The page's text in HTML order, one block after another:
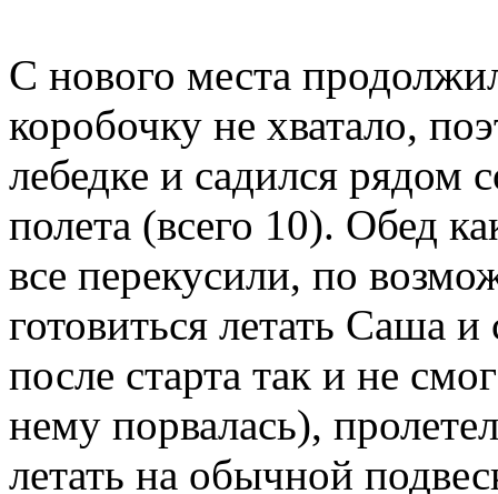
С нового места
коробочку не хватало,
лебедке и садился рядом
полета (всего 10). Обед
все перекусили, по
готовиться летать Саша
после старта так и не
нему порвалась),
летать на обычной